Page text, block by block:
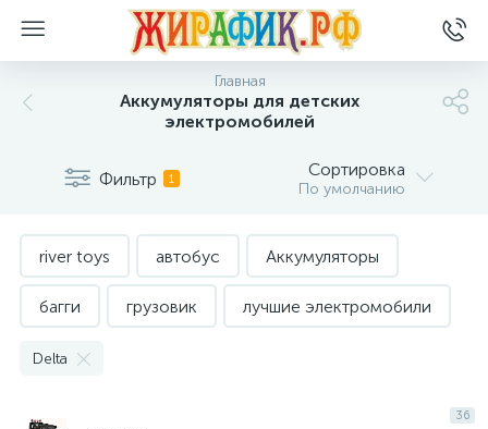
Главная
Аккумуляторы для детских
электромобилей
Фильтр 1 Сортировка
По умолчанию
river toys автобус Аккумуляторы
багги грузовик лучшие электромобили
со скидкой
Delta
36